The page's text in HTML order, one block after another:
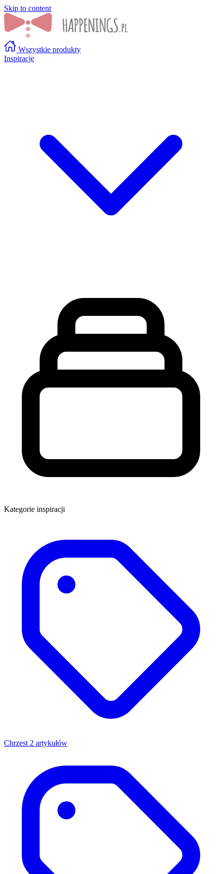
Skip to content
Wszystkie produkty
Inspiracje
Kategorie inspiracji
Chrzest 2 artykułów